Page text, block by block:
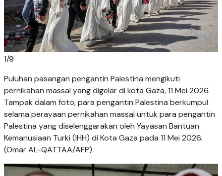
1/9
Puluhan pasangan pengantin Palestina mengikuti
pernikahan massal yang digelar di kota Gaza, 11 Mei 2026.
Tampak dalam foto, para pengantin Palestina berkumpul
selama perayaan pernikahan massal untuk para pengantin
Palestina yang diselenggarakan oleh Yayasan Bantuan
Kemanusiaan Turki (IHH) di Kota Gaza pada 11 Mei 2026.
(Omar AL-QATTAA/AFP)